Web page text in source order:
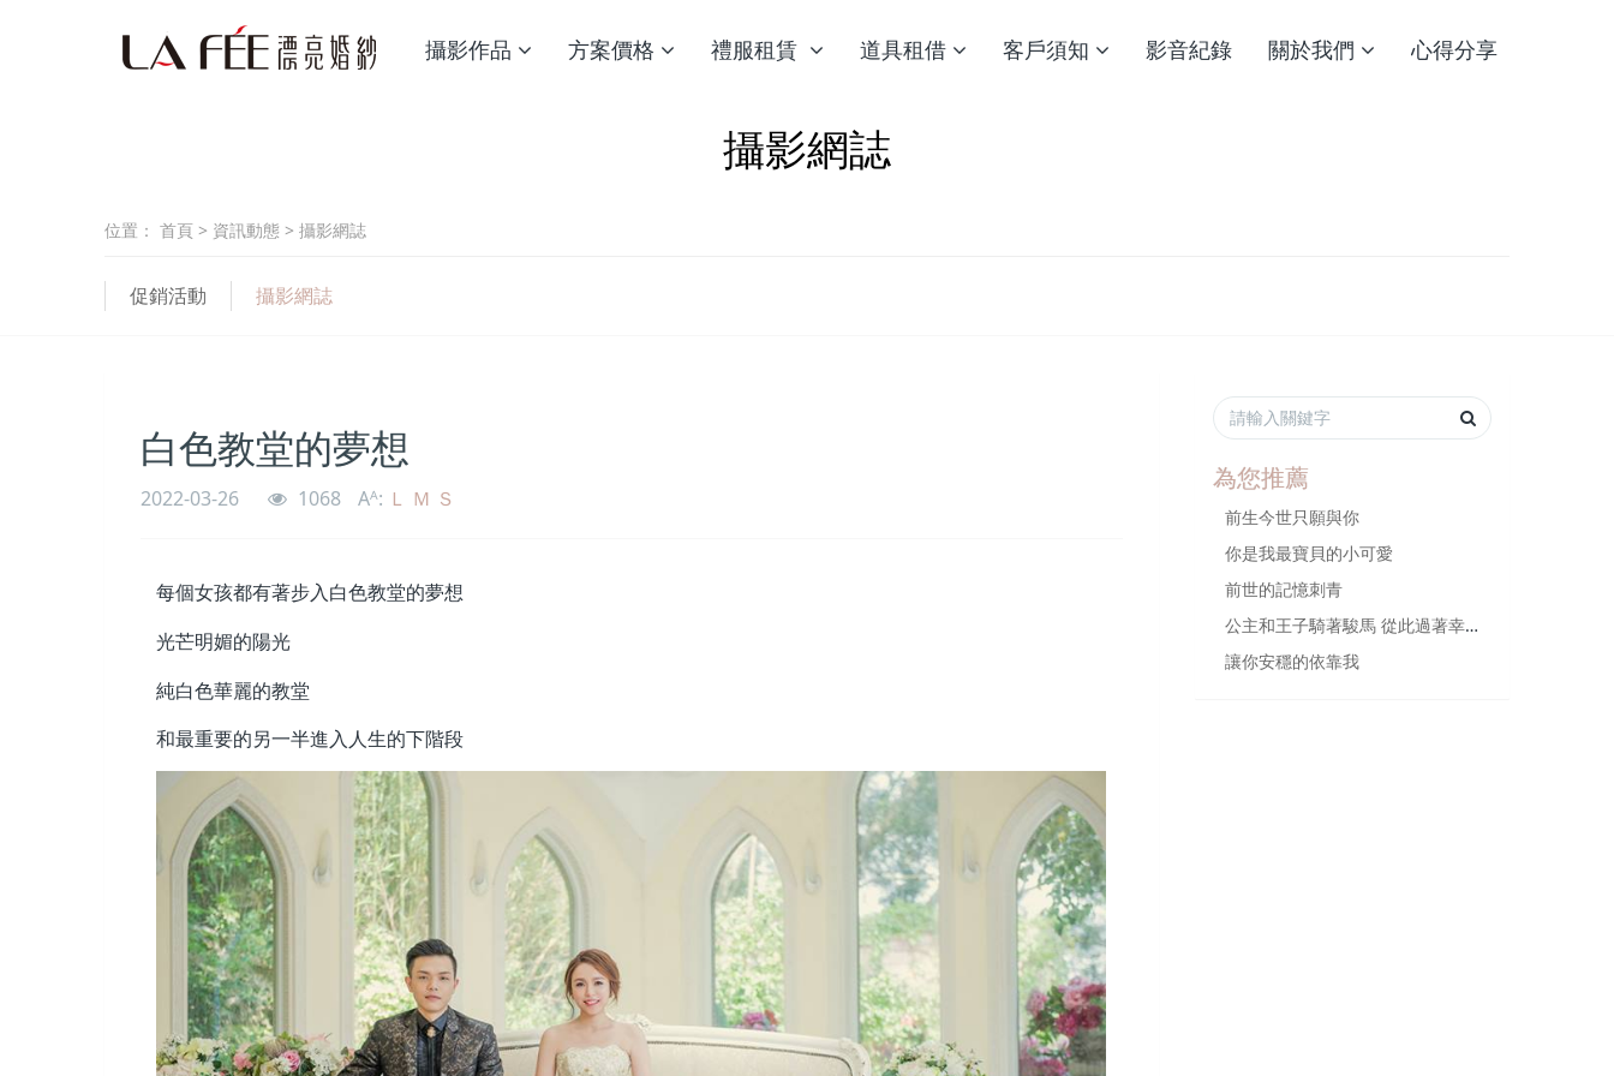
攝影作品 方案價格 禮服租賃 道具租借 客戶須知 影音紀錄 關於我們 心得分享
攝影網誌
位置： 首頁 > 資訊動態 > 攝影網誌
促銷活動 攝影網誌
白色教堂的夢想
2022-03-26 1068 Aᴬ: Ｌ Ｍ Ｓ
每個女孩都有著步入白色教堂的夢想
光芒明媚的陽光
純白色華麗的教堂
和最重要的另一半進入人生的下階段
為您推薦
前生今世只願與你
你是我最寶貝的小可愛
前世的記憶刺青
公主和王子騎著駿馬 從此過著幸福美滿的生活
讓你安穩的依靠我